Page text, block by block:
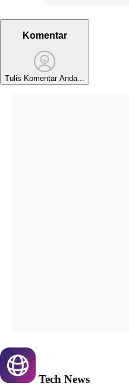
Komentar
Tulis Komentar Anda...
Tech News